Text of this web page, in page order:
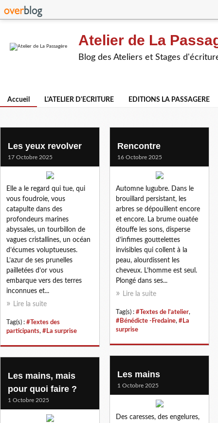
Atelier de La
Blog des Ateliers et Stages
Accueil L'ATELIER D'ECRITURE EDITIONS LA PASSAGERE
Les yeux revolver
17 Octobre 2025
Elle a le regard qui tue, qui
vous foudroie, vous
catapulte dans des
profondeurs marines
abyssales, un tourbillon de
vagues cristallines, un océan
d’écumes voluptueuses.
L’azur de ses prunelles
pailletées d’or vous
embarque vers des terres
inconnues et...
Lire la suite
Tag(s) : #Textes des
participants, #La surprise
Rencontre
16 Octobre 2025
Automne lugubre. Dans le
brouillard persistant, les
arbres se dépouillent encore
et encore. La brume ouatée
étouffe les sons, disperse
d’infimes gouttelettes
invisibles qui collent à la
peau, alourdissent les
cheveux. L’homme est seul.
Plongé dans ses...
Lire la suite
Tag(s) : #Textes de l'atelier,
#Bénédicte -Fredaine, #La
surprise
Les mains
1 Octobre 2025
Des caresses, des engelures,
Les mains, mais
pour quoi faire ?
1 Octobre 2025